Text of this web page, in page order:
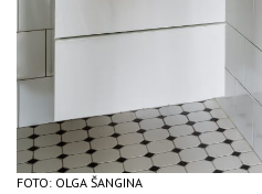
FOTO: OLGA ŠANGINA